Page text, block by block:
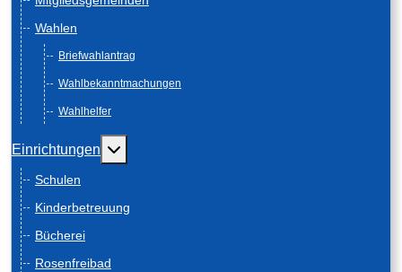
Wahlen
Briefwahlantrag
Wahlbekanntmachungen
Wahlhelfer
Einrichtungen Weitere Informationen: Einrichtungen
Schulen
Kinderbetreuung
Bücherei
Rosenfreibad